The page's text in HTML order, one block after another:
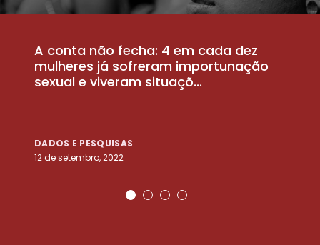
A conta não fecha: 4 em cada dez
mulheres já sofreram importunação
sexual e viveram situaçõ...
DADOS E PESQUISAS
12 de setembro, 2022